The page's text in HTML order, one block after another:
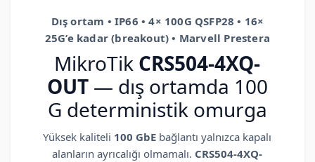
Dış ortam • IP66 • 4× 100G QSFP28 • 16×
25G’e kadar (breakout) • Marvell Prestera
MikroTik CRS504-4XQ-
OUT— dış ortamda 100
G deter­ministik omurga
Yüksek kaliteli 100 GbE bağlantı yalnızca kapalı
alanların ayrıcalığı olmamalı. CRS504-4XQ-